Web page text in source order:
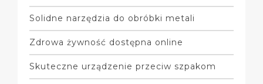
Solidne narzędzia do obróbki metali
Zdrowa żywność dostępna online
Skuteczne urządzenie przeciw szpakom